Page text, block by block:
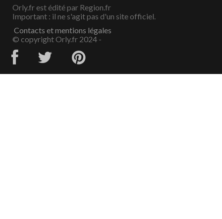
Orly.fr est édité par Region.fr
Important : il ne s'agit pas d'un site officiel.
Contacts et mentions légales
© copyright Orly.fr 2024 -